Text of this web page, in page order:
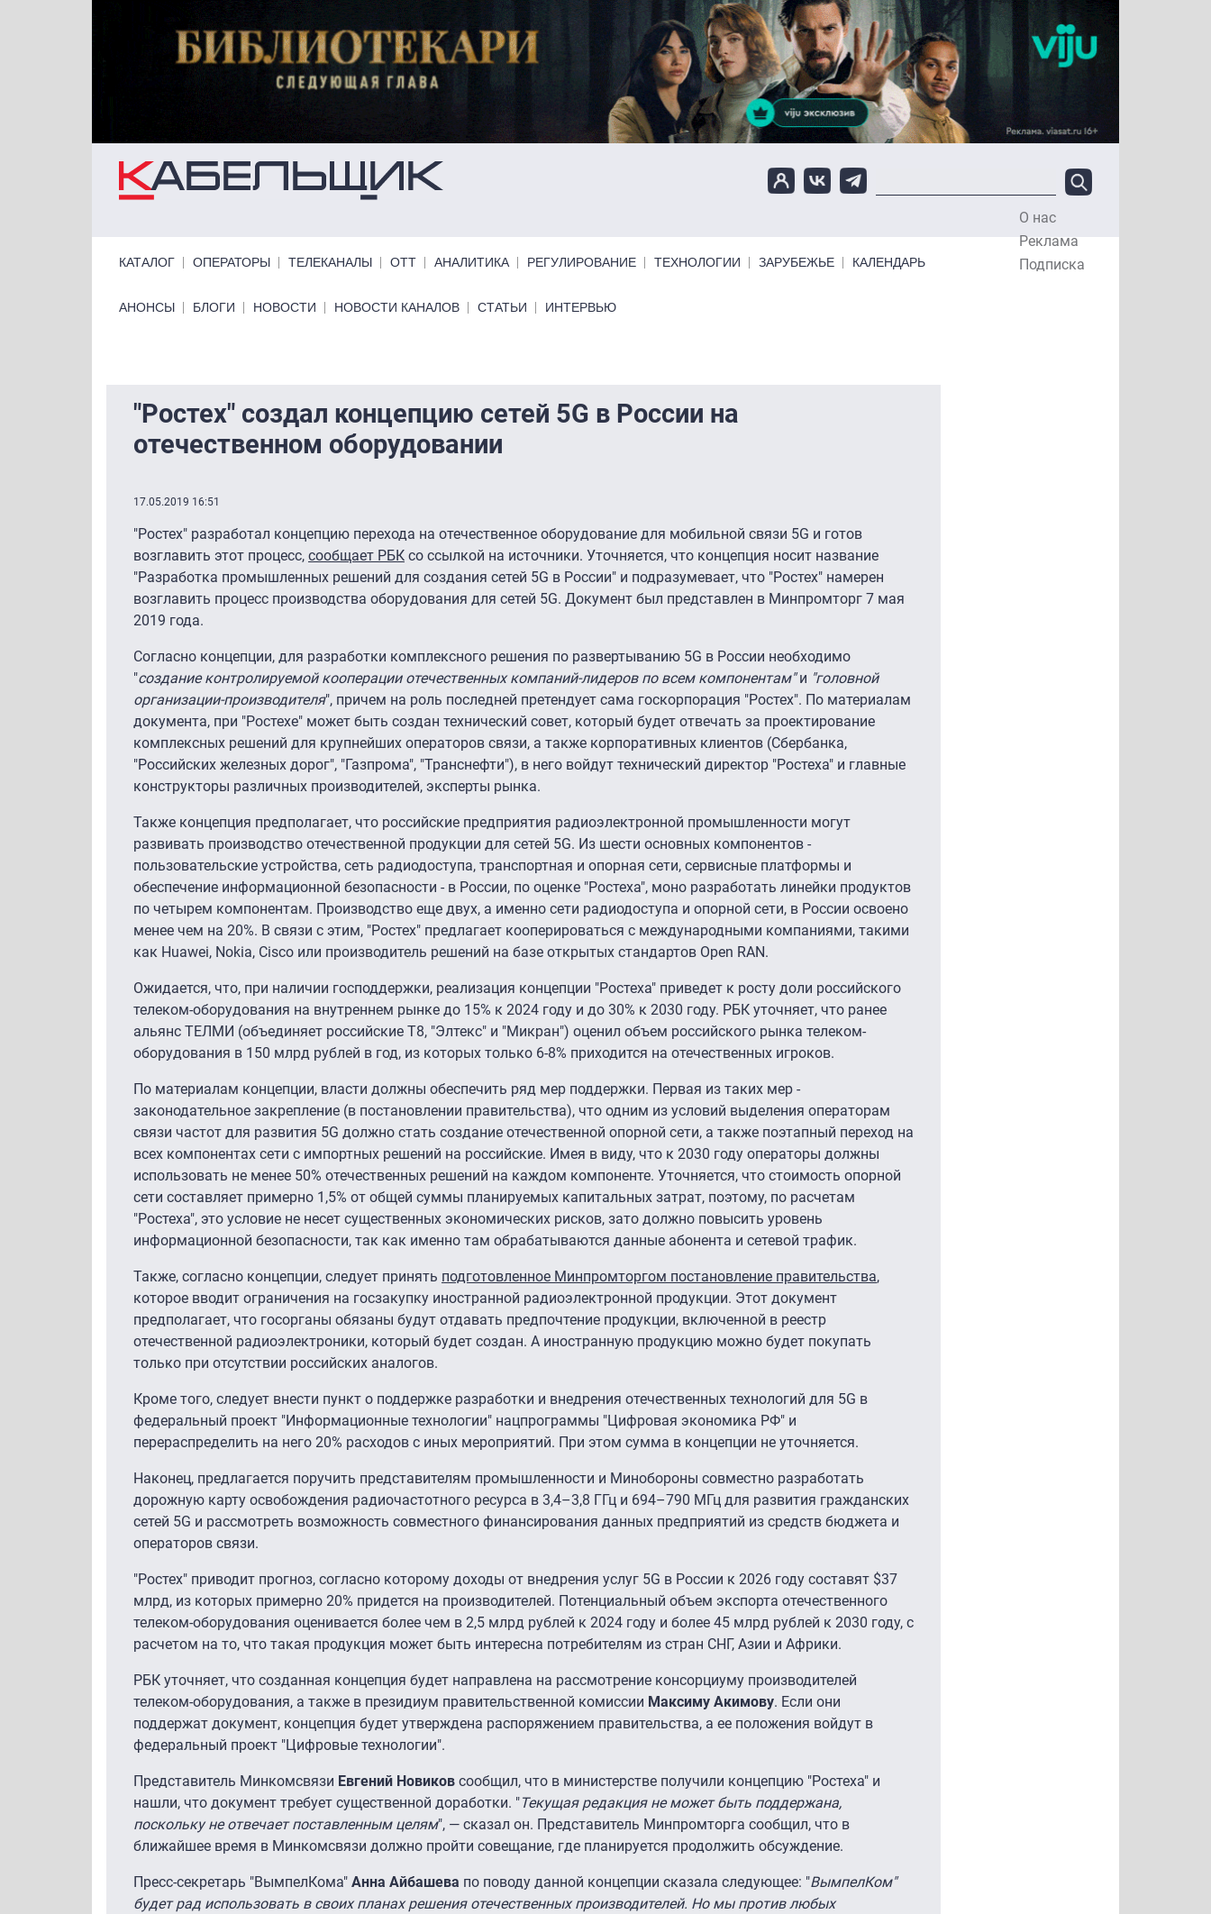
О нас
Реклама
Подписка
КАТАЛОГ ОПЕРАТОРЫ ТЕЛЕКАНАЛЫ ОТТ АНАЛИТИКА РЕГУЛИРОВАНИЕ ТЕХНОЛОГИИ ЗАРУБЕЖЬЕ КАЛЕНДАРЬ
Primary links bottom
АНОНСЫ БЛОГИ НОВОСТИ НОВОСТИ КАНАЛОВ СТАТЬИ ИНТЕРВЬЮ
"Ростех" создал концепцию сетей 5G в России на
отечественном оборудовании
17.05.2019 16:51
"Ростех" разработал концепцию перехода на отечественное оборудование для мобильной связи 5G и готов
возглавить этот процесс, сообщает РБК со ссылкой на источники. Уточняется, что концепция носит название
"Разработка промышленных решений для создания сетей 5G в России" и подразумевает, что "Ростех" намерен
возглавить процесс производства оборудования для сетей 5G. Документ был представлен в Минпромторг 7 мая
2019 года.
Согласно концепции, для разработки комплексного решения по развертыванию 5G в России необходимо
"создание контролируемой кооперации отечественных компаний-лидеров по всем компонентам"и "головной
организации-производителя", причем на роль последней претендует сама госкорпорация "Ростех". По материалам
документа, при "Ростехе" может быть создан технический совет, который будет отвечать за проектирование
комплексных решений для крупнейших операторов связи, а также корпоративных клиентов (Сбербанка,
"Российских железных дорог", "Газпрома", "Транснефти"), в него войдут технический директор "Ростеха" и главные
конструкторы различных производителей, эксперты рынка.
Также концепция предполагает, что российские предприятия радиоэлектронной промышленности могут
развивать производство отечественной продукции для сетей 5G. Из шести основных компонентов -
пользовательские устройства, сеть радиодоступа, транспортная и опорная сети, сервисные платформы и
обеспечение информационной безопасности - в России, по оценке "Ростеха", моно разработать линейки продуктов
по четырем компонентам. Производство еще двух, а именно сети радиодоступа и опорной сети, в России освоено
менее чем на 20%. В связи с этим, "Ростех" предлагает кооперироваться с международными компаниями, такими
как Huawei, Nokia, Cisco или производитель решений на базе открытых стандартов Open RAN.
Ожидается, что, при наличии господдержки, реализация концепции "Ростеха" приведет к росту доли российского
телеком-оборудования на внутреннем рынке до 15% к 2024 году и до 30% к 2030 году. РБК уточняет, что ранее
альянс ТЕЛМИ (объединяет российские Т8, "Элтекс" и "Микран") оценил объем российского рынка телеком-
оборудования в 150 млрд рублей в год, из которых только 6-8% приходится на отечественных игроков.
По материалам концепции, власти должны обеспечить ряд мер поддержки. Первая из таких мер -
законодательное закрепление (в постановлении правительства), что одним из условий выделения операторам
связи частот для развития 5G должно стать создание отечественной опорной сети, а также поэтапный переход на
всех компонентах сети с импортных решений на российские. Имея в виду, что к 2030 году операторы должны
использовать не менее 50% отечественных решений на каждом компоненте. Уточняется, что стоимость опорной
сети составляет примерно 1,5% от общей суммы планируемых капитальных затрат, поэтому, по расчетам
"Ростеха", это условие не несет существенных экономических рисков, зато должно повысить уровень
информационной безопасности, так как именно там обрабатываются данные абонента и сетевой трафик.
Также, согласно концепции, следует принять подготовленное Минпромторгом постановление правительства,
которое вводит ограничения на госзакупку иностранной радиоэлектронной продукции. Этот документ
предполагает, что госорганы обязаны будут отдавать предпочтение продукции, включенной в реестр
отечественной радиоэлектроники, который будет создан. А иностранную продукцию можно будет покупать
только при отсутствии российских аналогов.
Кроме того, следует внести пункт о поддержке разработки и внедрения отечественных технологий для 5G в
федеральный проект "Информационные технологии" нацпрограммы "Цифровая экономика РФ" и
перераспределить на него 20% расходов с иных мероприятий. При этом сумма в концепции не уточняется.
Наконец, предлагается поручить представителям промышленности и Минобороны совместно разработать
дорожную карту освобождения радиочастотного ресурса в 3,4–3,8 ГГц и 694–790 МГц для развития гражданских
сетей 5G и рассмотреть возможность совместного финансирования данных предприятий из средств бюджета и
операторов связи.
"Ростех" приводит прогноз, согласно которому доходы от внедрения услуг 5G в России к 2026 году составят $37
млрд, из которых примерно 20% придется на производителей. Потенциальный объем экспорта отечественного
телеком-оборудования оценивается более чем в 2,5 млрд рублей к 2024 году и более 45 млрд рублей к 2030 году, с
расчетом на то, что такая продукция может быть интересна потребителям из стран СНГ, Азии и Африки.
РБК уточняет, что созданная концепция будет направлена на рассмотрение консорциуму производителей
телеком-оборудования, а также в президиум правительственной комиссии Максиму Акимову. Если они
поддержат документ, концепция будет утверждена распоряжением правительства, а ее положения войдут в
федеральный проект "Цифровые технологии".
Представитель Минкомсвязи Евгений Новиков сообщил, что в министерстве получили концепцию "Ростеха" и
нашли, что документ требует существенной доработки. "Текущая редакция не может быть поддержана,
поскольку не отвечает поставленным целям", — сказал он. Представитель Минпромторга сообщил, что в
ближайшее время в Минкомсвязи должно пройти совещание, где планируется продолжить обсуждение.
Пресс-секретарь "ВымпелКома" Анна Айбашева по поводу данной концепции сказала следующее: "ВымпелКом"
будет рад использовать в своих планах решения отечественных производителей. Но мы против любых